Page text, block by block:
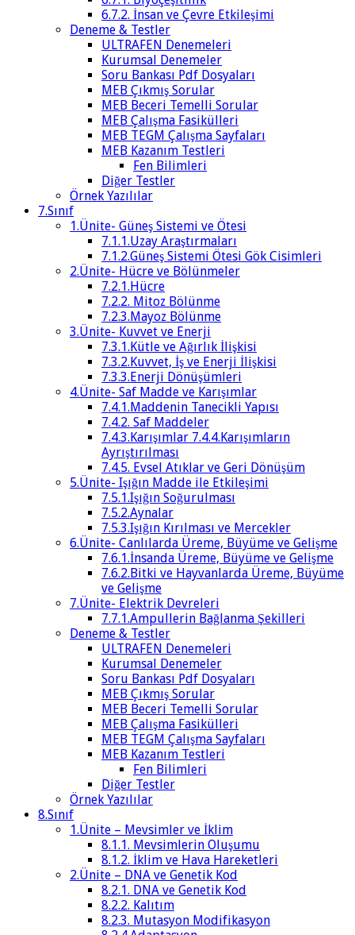
6.7.2. İnsan ve Çevre Etkileşimi
Deneme & Testler
ULTRAFEN Denemeleri
Kurumsal Denemeler
Soru Bankası Pdf Dosyaları
MEB Çıkmış Sorular
MEB Beceri Temelli Sorular
MEB Çalışma Fasikülleri
MEB TEGM Çalışma Sayfaları
MEB Kazanım Testleri
Fen Bilimleri
Diğer Testler
Örnek Yazılılar
7.Sınıf
1.Ünite- Güneş Sistemi ve Ötesi
7.1.1.Uzay Araştırmaları
7.1.2.Güneş Sistemi Ötesi Gök Cisimleri
2.Ünite- Hücre ve Bölünmeler
7.2.1.Hücre
7.2.2. Mitoz Bölünme
7.2.3.Mayoz Bölünme
3.Ünite- Kuvvet ve Enerji
7.3.1.Kütle ve Ağırlık İlişkisi
7.3.2.Kuvvet, İş ve Enerji İlişkisi
7.3.3.Enerji Dönüşümleri
4.Ünite- Saf Madde ve Karışımlar
7.4.1.Maddenin Tanecikli Yapısı
7.4.2. Saf Maddeler
7.4.3.Karışımlar 7.4.4.Karışımların
Ayrıştırılması
7.4.5. Evsel Atıklar ve Geri Dönüşüm
5.Ünite- Işığın Madde ile Etkileşimi
7.5.1.Işığın Soğurulması
7.5.2.Aynalar
7.5.3.Işığın Kırılması ve Mercekler
6.Ünite- Canlılarda Üreme, Büyüme ve Gelişme
7.6.1.İnsanda Üreme, Büyüme ve Gelişme
7.6.2.Bitki ve Hayvanlarda Üreme, Büyüme
ve Gelişme
7.Ünite- Elektrik Devreleri
7.7.1.Ampullerin Bağlanma Şekilleri
Deneme & Testler
ULTRAFEN Denemeleri
Kurumsal Denemeler
Soru Bankası Pdf Dosyaları
MEB Çıkmış Sorular
MEB Beceri Temelli Sorular
MEB Çalışma Fasikülleri
MEB TEGM Çalışma Sayfaları
MEB Kazanım Testleri
Fen Bilimleri
Diğer Testler
Örnek Yazılılar
8.Sınıf
1.Ünite – Mevsimler ve İklim
8.1.1. Mevsimlerin Oluşumu
8.1.2. İklim ve Hava Hareketleri
2.Ünite – DNA ve Genetik Kod
8.2.1. DNA ve Genetik Kod
8.2.2. Kalıtım
8.2.3. Mutasyon Modifikasyon